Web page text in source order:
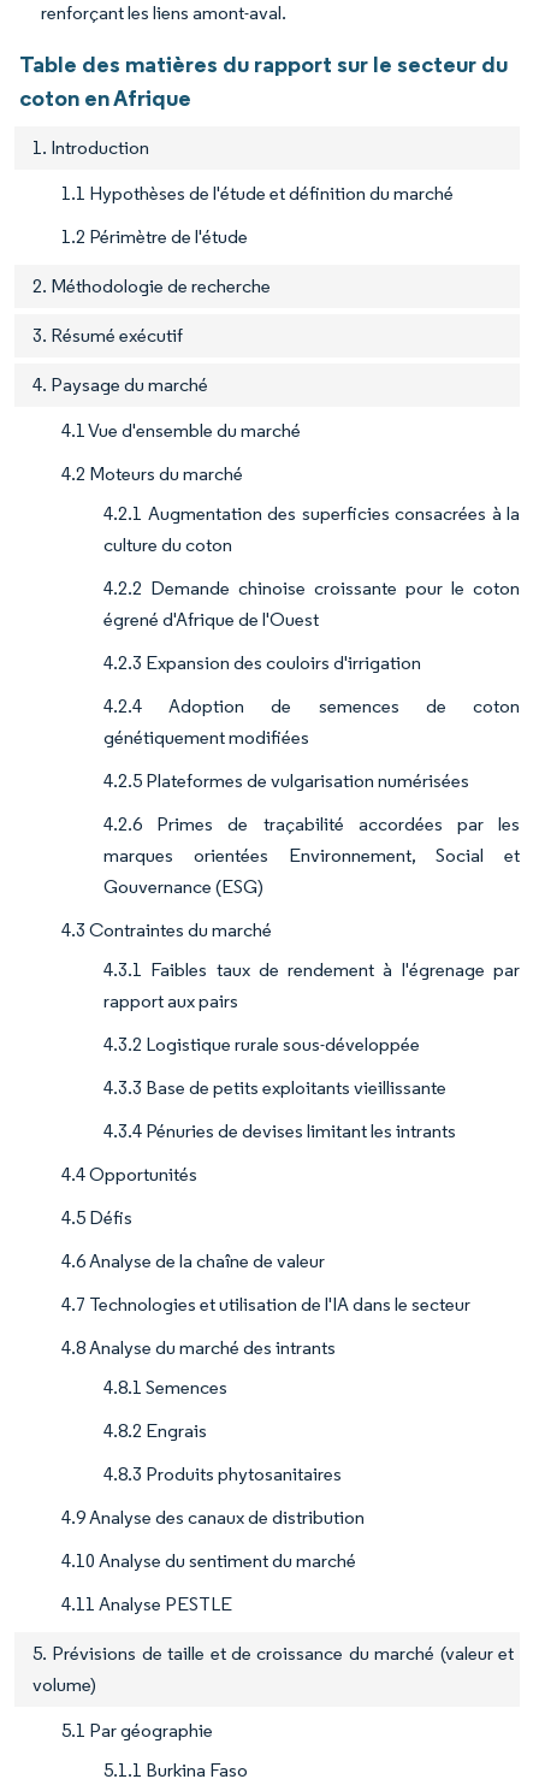
renforçant les liens amont-aval.
Table des matières du rapport sur le secteur du
coton en Afrique
1. Introduction
1.1 Hypothèses de l'étude et définition du marché
1.2 Périmètre de l'étude
2. Méthodologie de recherche
3. Résumé exécutif
4. Paysage du marché
4.1 Vue d'ensemble du marché
4.2 Moteurs du marché
4.2.1 Augmentation des superficies consacrées à la
culture du coton
4.2.2 Demande chinoise croissante pour le coton
égrené d'Afrique de l'Ouest
4.2.3 Expansion des couloirs d'irrigation
4.2.4 Adoption de semences de coton
génétiquement modifiées
4.2.5 Plateformes de vulgarisation numérisées
4.2.6 Primes de traçabilité accordées par les
marques orientées Environnement, Social et
Gouvernance (ESG)
4.3 Contraintes du marché
4.3.1 Faibles taux de rendement à l'égrenage par
rapport aux pairs
4.3.2 Logistique rurale sous-développée
4.3.3 Base de petits exploitants vieillissante
4.3.4 Pénuries de devises limitant les intrants
4.4 Opportunités
4.5 Défis
4.6 Analyse de la chaîne de valeur
4.7 Technologies et utilisation de l'IA dans le secteur
4.8 Analyse du marché des intrants
4.8.1 Semences
4.8.2 Engrais
4.8.3 Produits phytosanitaires
4.9 Analyse des canaux de distribution
4.10 Analyse du sentiment du marché
4.11 Analyse PESTLE
5. Prévisions de taille et de croissance du marché (valeur et
volume)
5.1 Par géographie
5.1.1 Burkina Faso